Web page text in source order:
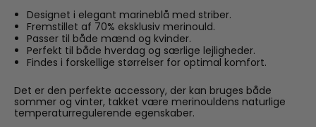
Designet i elegant marineblå med striber.
Fremstillet af 70% eksklusiv merinould.
Passer til både mænd og kvinder.
Perfekt til både hverdag og særlige lejligheder.
Findes i forskellige størrelser for optimal komfort.
Det er den perfekte accessory, der kan bruges både
sommer og vinter, takket være merinouldens naturlige
temperaturregulerende egenskaber.